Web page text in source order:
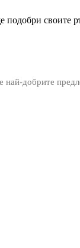
своите
добрите